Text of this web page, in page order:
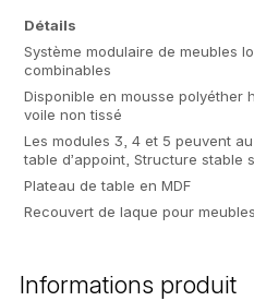
Détails
Système modulaire de meubles
combinables
Disponible en mousse polyéther
voile non tissé
Les modules 3, 4 et 5 peuvent
table d’appoint, Structure stable
Plateau de table en MDF
Recouvert de laque pour
Informations produit